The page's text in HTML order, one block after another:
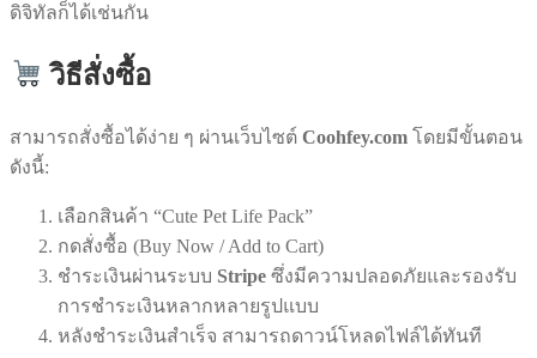
ดิจิทัลก็ได้เช่นกัน
วิธีสั่งซื้อ
สามารถสั่งซื้อได้ง่าย ๆ ผ่านเว็บไซต์ Coohfey.com โดยมีขั้นตอน
ดังนี้:
เลือกสินค้า “Cute Pet Life Pack”
กดสั่งซื้อ (Buy Now / Add to Cart)
ชำระเงินผ่านระบบ Stripe ซึ่งมีความปลอดภัยและรองรับ
การชำระเงินหลากหลายรูปแบบ
หลังชำระเงินสำเร็จ สามารถดาวน์โหลดไฟล์ได้ทันที